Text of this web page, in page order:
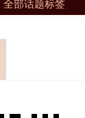
全部话题标签